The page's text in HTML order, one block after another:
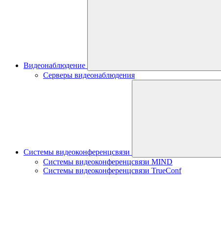
Видеонаблюдение
Серверы видеонаблюдения
Системы видеоконференцсвязи
Системы видеоконференцсвязи MIND
Системы видеоконференцсвязи TrueConf